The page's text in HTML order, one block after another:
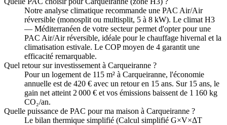
Notre analyse climatique recommande une PAC Air/Air
réversible (monosplit ou multisplit, 5 à 8 kW). Le climat H3
— Méditerranéen de votre secteur permet d'opter pour une
PAC Air/Air réversible, idéale pour le chauffage hivernal et la
climatisation estivale. Le COP moyen de 4 garantit une
efficacité remarquable.
Quel retour sur investissement à Carqueiranne ?
Pour un logement de 115 m² à Carqueiranne, l'économie
annuelle est de 420 € avec un retour en 15 ans. Sur 15 ans, le
gain net atteint 2 000 € et vos émissions baissent de 1 160 kg
CO₂/an.
Quelle puissance de PAC pour ma maison à Carqueiranne ?
Le bilan thermique simplifié (Calcul simplifié G×V×ΔT